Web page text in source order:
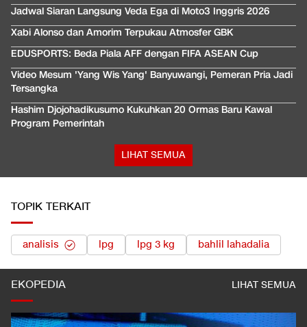
Jadwal Siaran Langsung Veda Ega di Moto3 Inggris 2026
Xabi Alonso dan Amorim Terpukau Atmosfer GBK
EDUSPORTS: Beda Piala AFF dengan FIFA ASEAN Cup
Video Mesum 'Yang Wis Yang' Banyuwangi, Pemeran Pria Jadi
Tersangka
Hashim Djojohadikusumo Kukuhkan 20 Ormas Baru Kawal
Program Pemerintah
LIHAT SEMUA
TOPIK TERKAIT
analisis lpg lpg 3 kg bahlil lahadalia
EKOPEDIA LIHAT SEMUA